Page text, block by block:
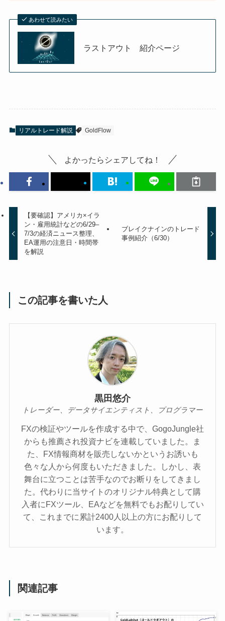
あわせて読みたい
ラストアウト 紹介ページ
リアルトレード解説 GoldFlow
よかったらシェアしてね！
【要確認】アメリカ×イラ
ン・雇用統計などの6/29–
7/3の経済ニュース整理、
EA運用の注意日・時間帯
を解説
ブレイクナインのトレード
事例紹介（6/30）
この記事を書いた人
黒田悠介
トレーダー、データサイエンティスト、プログラマー
FXの検証やツールを作成する中で、GogoJungle社
からも推薦され投資ナビを連載していました。ま
た、FX情報商材を販売しないかというお誘いも
色々な人から何度もいただきました。しかし、表
舞台に立つことは苦手なのでお断りをしてきまし
た。代わりに当サイトのオリジナル特典として購
入者にFXツール、EAなどを無料でもお配りしてい
て、これまでに累計2400人以上の方にお配りして
います。
関連記事